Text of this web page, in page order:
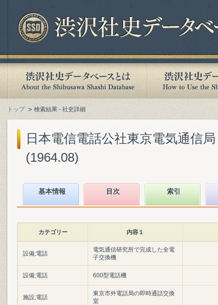
トップ 検索結果 - 社史詳細
日本電信電話公社東京電気通信
(1964.08)
基本情報 目次 索引
カテゴリー 内容１
設備;電話
電気通信研究所で完成した全電
子交換機
設備;電話 600型電話機
施設;電話
東京市外電話局の即時通話交換
室